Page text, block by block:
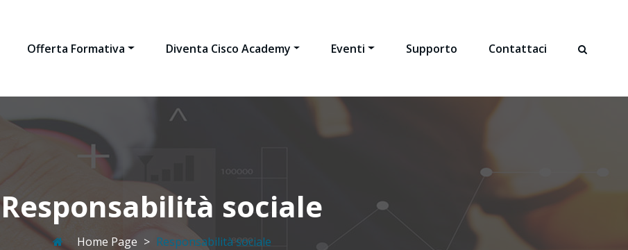
Offerta Formativa Diventa Cisco Academy Eventi Supporto Contattaci
Responsabilità sociale
Home Page > Responsabilità sociale